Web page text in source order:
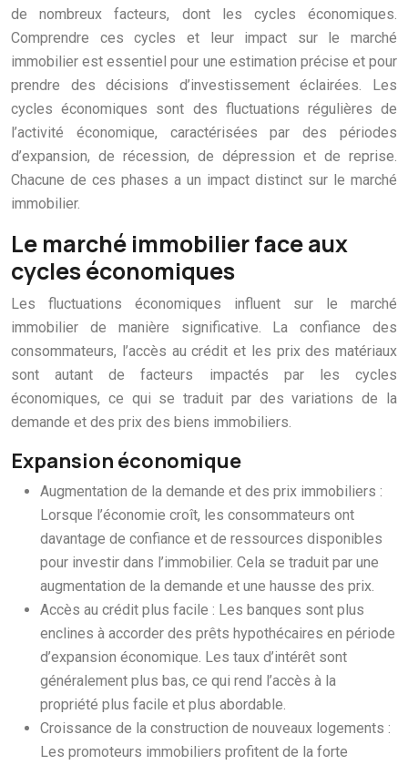
de nombreux facteurs, dont les cycles économiques.
Comprendre ces cycles et leur impact sur le marché
immobilier est essentiel pour une estimation précise et pour
prendre des décisions d’investissement éclairées. Les
cycles économiques sont des fluctuations régulières de
l’activité économique, caractérisées par des périodes
d’expansion, de récession, de dépression et de reprise.
Chacune de ces phases a un impact distinct sur le marché
immobilier.
Le marché immobilier face aux
cycles économiques
Les fluctuations économiques influent sur le marché
immobilier de manière significative. La confiance des
consommateurs, l’accès au crédit et les prix des matériaux
sont autant de facteurs impactés par les cycles
économiques, ce qui se traduit par des variations de la
demande et des prix des biens immobiliers.
Expansion économique
Augmentation de la demande et des prix immobiliers :
Lorsque l’économie croît, les consommateurs ont
davantage de confiance et de ressources disponibles
pour investir dans l’immobilier. Cela se traduit par une
augmentation de la demande et une hausse des prix.
Accès au crédit plus facile : Les banques sont plus
enclines à accorder des prêts hypothécaires en période
d’expansion économique. Les taux d’intérêt sont
généralement plus bas, ce qui rend l’accès à la
propriété plus facile et plus abordable.
Croissance de la construction de nouveaux logements :
Les promoteurs immobiliers profitent de la forte